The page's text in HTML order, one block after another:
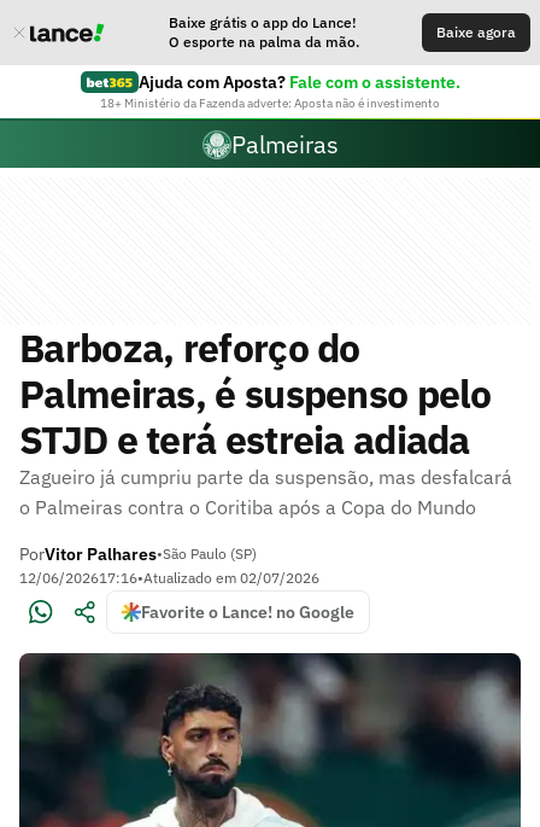
Baixe grátis o app do Lance!
O esporte na palma da mão.
Baixe agora
Ajuda com Aposta? Fale com o assistente.
18+ Ministério da Fazenda adverte: Aposta não é investimento
Palmeiras
Barboza, reforço do
Palmeiras, é suspenso pelo
STJD e terá estreia adiada
Zagueiro já cumpriu parte da suspensão, mas desfalcará
o Palmeiras contra o Coritiba após a Copa do Mundo
PorVitor Palhares•São Paulo (SP)
12/06/202617:16•Atualizado em 02/07/2026
Favorite o Lance! no Google